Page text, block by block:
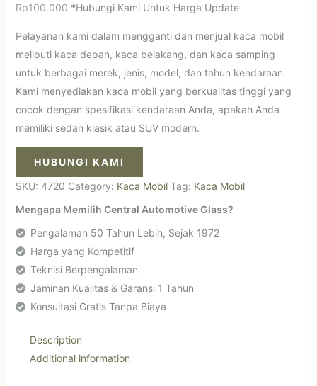
Rp100.000 *Hubungi Kami Untuk Harga Update
Pelayanan kami dalam mengganti dan menjual kaca mobil
meliputi kaca depan, kaca belakang, dan kaca samping
untuk berbagai merek, jenis, model, dan tahun kendaraan.
Kami menyediakan kaca mobil yang berkualitas tinggi yang
cocok dengan spesifikasi kendaraan Anda, apakah Anda
memiliki sedan klasik atau SUV modern.
HUBUNGI KAMI
SKU: 4720 Category: Kaca Mobil Tag: Kaca Mobil
Mengapa Memilih Central Automotive Glass?
Pengalaman 50 Tahun Lebih, Sejak 1972
Harga yang Kompetitif
Teknisi Berpengalaman
Jaminan Kualitas & Garansi 1 Tahun
Konsultasi Gratis Tanpa Biaya
Description
Additional information